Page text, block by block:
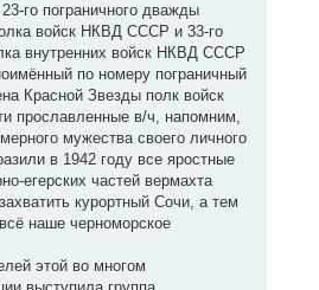
го пограничного дважды
войск НКВД СССР и 33-го
внутренних войск НКВД СССР
по номеру пограничный
Красной Звезды полк войск
прославленные в/ч, напомним,
мужества своего личного
в 1942 году все яростные
егерских частей вермахта
курортный Сочи, а тем
наше черноморское
этой во многом